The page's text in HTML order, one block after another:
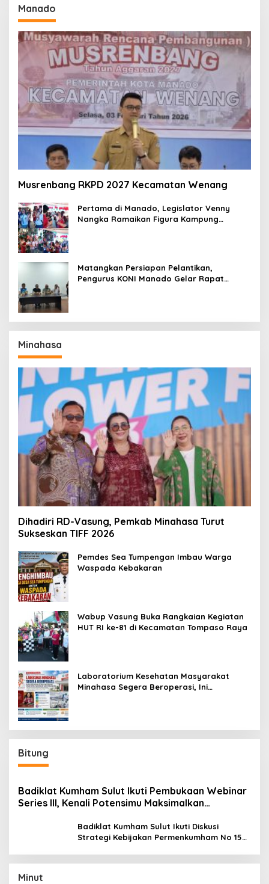
Manado
Musrenbang RKPD 2027 Kecamatan Wenang
Pertama di Manado, Legislator Venny
Nangka Ramaikan Figura Kampung
Matangkan Persiapan Pelantikan,
Pengurus KONI Manado Gelar Rapat
Minahasa
Dihadiri RD-Vasung, Pemkab Minahasa Turut
Sukseskan TIFF 2026
Pemdes Sea Tumpengan Imbau Warga
Waspada Kebakaran
Wabup Vasung Buka Rangkaian Kegiatan
HUT RI ke-81 di Kecamatan Tompaso Raya
Laboratorium Kesehatan Masyarakat
Minahasa Segera Beroperasi, Ini
Bitung
Badiklat Kumham Sulut Ikuti Pembukaan Webinar
Series III, Kenali Potensimu Maksimalkan
Badiklat Kumham Sulut Ikuti Diskusi
Strategi Kebijakan Permenkumham No 15
Minut